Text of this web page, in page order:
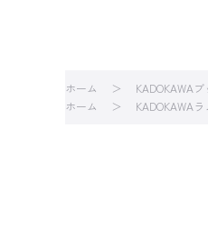
ホーム KADOKAWA
ホーム
KADOKAWA